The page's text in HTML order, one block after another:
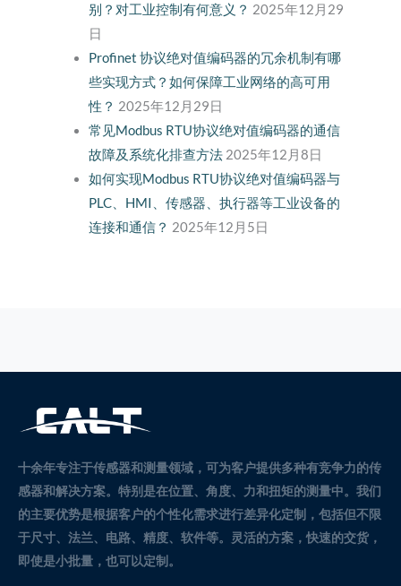
别？对工业控制有何意义？ 2025年12月29
日
Profinet 协议绝对值编码器的冗余机制有哪
些实现方式？如何保障工业网络的高可用
性？ 2025年12月29日
常见Modbus RTU协议绝对值编码器的通信
故障及系统化排查方法 2025年12月8日
如何实现Modbus RTU协议绝对值编码器与
PLC、HMI、传感器、执行器等工业设备的
连接和通信？ 2025年12月5日
十余年专注于传感器和测量领域，可为客户提供多种有竞争力的传
感器和解决方案。 特别是在位置、角度、力和扭矩的测量中。 我们
的主要优势是根据客户的个性化需求进行差异化定制，包括但不限
于尺寸、法兰、电路、精度、软件等。灵活的方案，快速的交货，
即使是小批量，也可以定制。